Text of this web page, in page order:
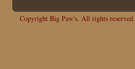
Copyright Big Paw's. All rights reserved.